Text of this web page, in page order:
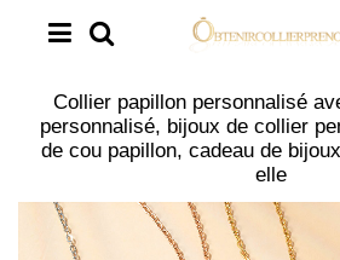
Collier papillon personnalisé
personnalisé, bijoux de collier
de cou papillon, cadeau de
elle